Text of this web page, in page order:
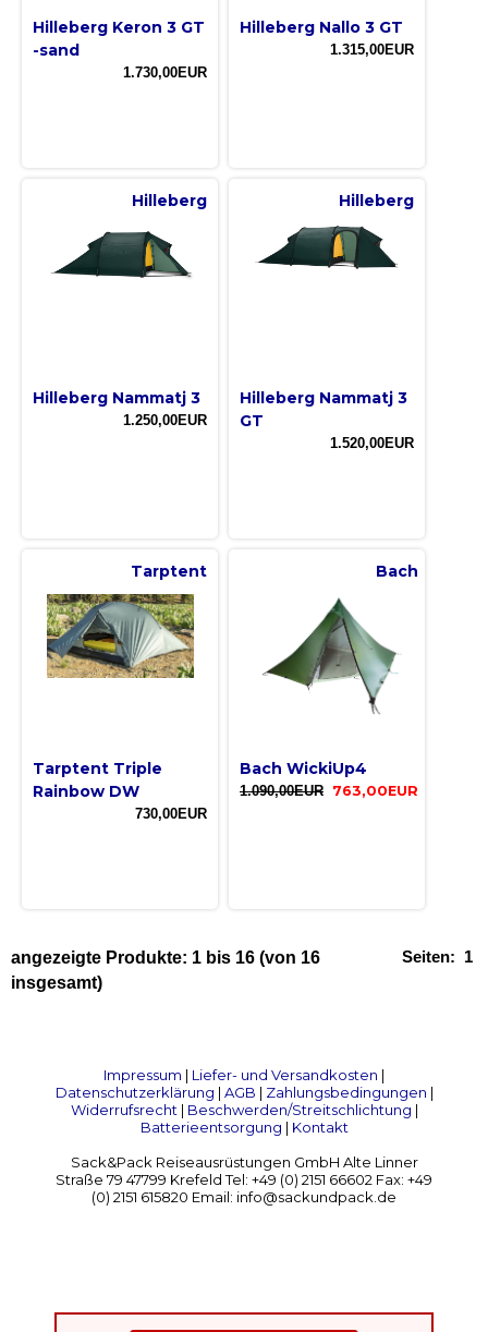
Hilleberg Keron 3 GT
-sand
1.730,00EUR
Hilleberg Nallo 3 GT
1.315,00EUR
Hilleberg
Hilleberg Nammatj 3
1.250,00EUR
Hilleberg
Hilleberg Nammatj 3
GT
1.520,00EUR
Tarptent
Tarptent Triple
Rainbow DW
730,00EUR
Bach
Bach WickiUp4
1.090,00EUR 763,00EUR
Seiten: 1
angezeigte Produkte: 1 bis 16 (von 16
insgesamt)
Impressum | Liefer- und Versandkosten |
Datenschutzerklärung | AGB | Zahlungsbedingungen |
Widerrufsrecht | Beschwerden/Streitschlichtung |
Batterieentsorgung | Kontakt
Sack&Pack Reiseausrüstungen GmbH Alte Linner
Straße 79 47799 Krefeld Tel: +49 (0) 2151 66602 Fax: +49
(0) 2151 615820 Email: info@sackundpack.de